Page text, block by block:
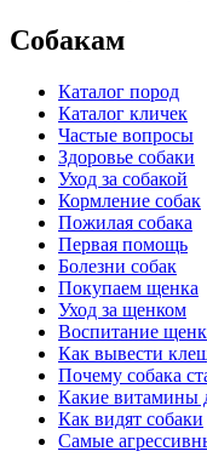
Собакам
Каталог пород
Каталог кличек
Частые вопросы
Здоровье собаки
Уход за собакой
Кормление собак
Пожилая собака
Первая помощь
Болезни собак
Покупаем щенка
Уход за щенком
Воспитание
Как вывести
Почему собака
Какие витамины
Как видят собаки
Самые